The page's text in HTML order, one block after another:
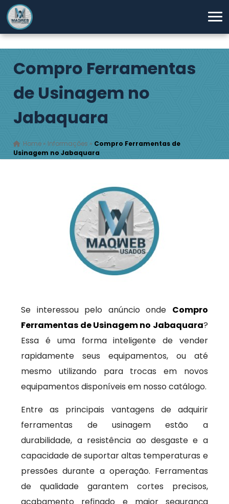
Compro Ferramentas
de Usinagem no
Jabaquara
Home » Informações » Compro Ferramentas de
Usinagem no Jabaquara
Se interessou pelo anúncio onde Compro
Ferramentas de Usinagem no Jabaquara?
Essa é uma forma inteligente de vender
rapidamente seus equipamentos, ou até
mesmo utilizando para trocas em novos
equipamentos disponíveis em nosso catálogo.
Entre as principais vantagens de adquirir
ferramentas de usinagem estão a
durabilidade, a resistência ao desgaste e a
capacidade de suportar altas temperaturas e
pressões durante a operação. Ferramentas
de qualidade garantem cortes precisos,